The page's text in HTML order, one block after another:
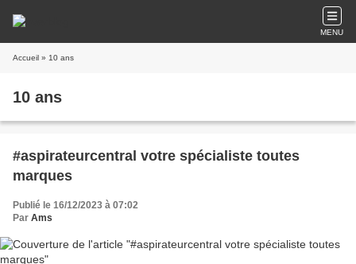
MENU
Accueil » 10 ans
10 ans
#aspirateurcentral votre spécialiste toutes
marques
Publié le 16/12/2023 à 07:02
Par Ams